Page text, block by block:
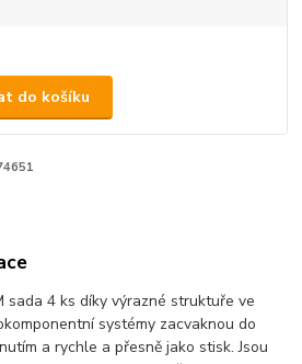
do košíku
sada 4 ks díky výrazné struktuře ve
systémy zacvaknou do
a rychle a přesně jako stisk. Jsou